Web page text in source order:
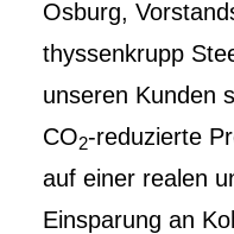
Osburg,
thyssenkrupp
unseren Kunden
CO2-reduzierte
auf einer realen
Einsparung an